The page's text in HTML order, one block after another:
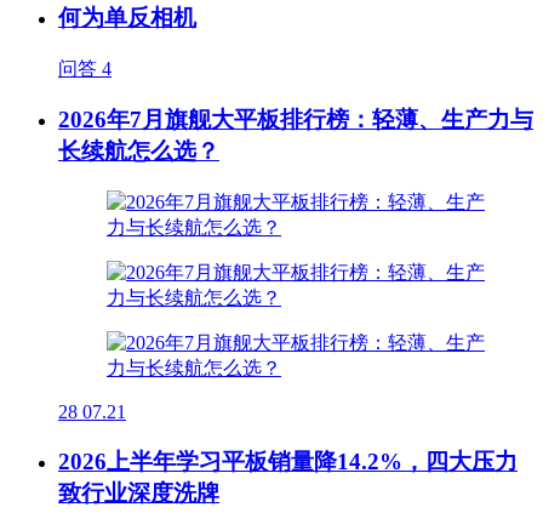
何为单反相机
问答 4
2026年7月旗舰大平板排行榜：轻薄、生产力与
长续航怎么选？
28 07.21
2026上半年学习平板销量降14.2%，四大压力
致行业深度洗牌